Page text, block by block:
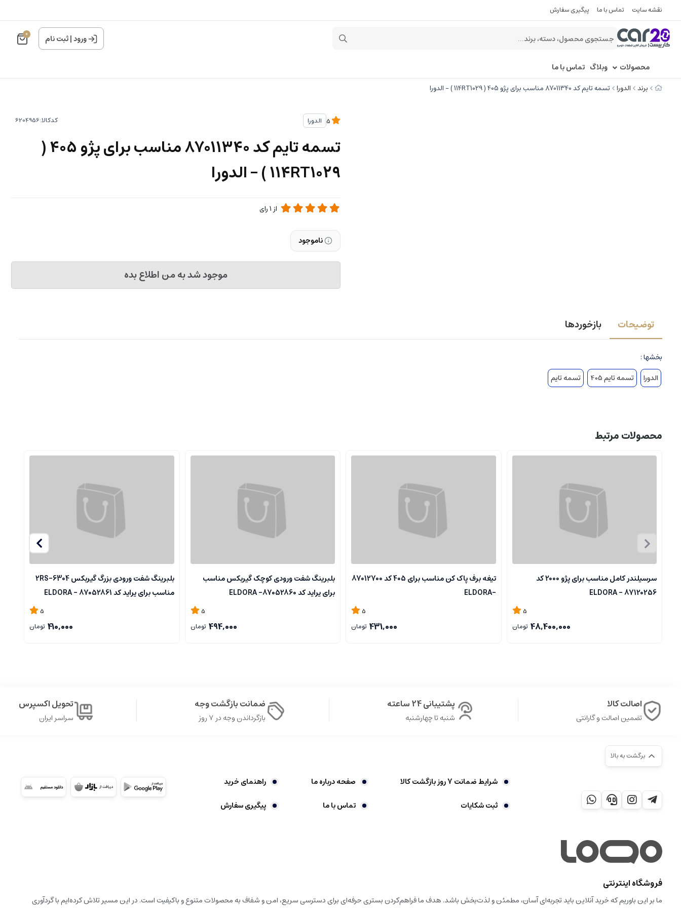
نقشه سایت تماس با ما پیگیری سفارش
ورود|ثبت نام 0
محصولات وبلاگ تماس با ما
برند الدورا تسمه تایم کد 87011340 مناسب برای پژو 405 ( 114RT1029 ) - الدورا
الدورا کدکالا:
تسمه تایم کد 87011340 مناسب برای پژو 405 (
114RT1029 ) - الدورا
از1رای
ناموجود
موجود شد به من اطلاع بده
توضیحات بازخوردها
بخشها :
الدورا
تسمه تایم 405 تسمه تایم
محصولات مرتبط
سرسیلندر کامل مناسب برای پژو 2000 کد
87120256 - ELDORA
5
48,400,000 تومان
تیغه برف پاک کن مناسب برای 405 کد 87012700
-ELDORA
5
431,000 تومان
بلبرینگ شفت ورودی کوچک گیربکس مناسب
برای پراید کد 87052860- ELDORA
5
494,000 تومان
بلبرینگ شفت ورودی بزرگ گیربکس 6304-2RS
مناسب برای پراید کد 87052861 - ELDORA
5
410,000 تومان
اصالت کالا
تضمین اصالت و گارانتی
پشتیبانی 24 ساعته
شنبه تا چهارشنبه
ضمانت بازگشت وجه
بازگرداندن وجه در ۷ روز
تحویل اکسپرس
سراسر ایران
برگشت به بالا
شرایط ضمانت 7 روز بازگشت کالا صفحه درباره ما
راهنمای خرید
ثبت شکایات
تماس با ما پیگیری سفارش
فروشگاه اینترنتی
ما بر این باوریم که خرید آنلاین باید تجربه‌ای آسان، مطمئن و لذت‌بخش باشد. هدف ما فراهم‌کردن بستری حرفه‌ای برای دسترسی سریع، امن و شفاف به محصولات متنوع و باکیفیت است. در این مسیر تلاش کرده‌ایم با گردآوری